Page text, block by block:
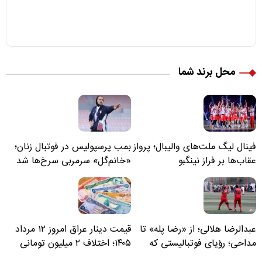
محل برند شما
فینال لیگ ملت‌های والیبال؛ پرواز
عقاب‌ها بر فراز نینگبو
بمب پرسپولیس در فوتبال زنان؛
«خانم‌گل» سرمربی سرخ‌ها شد
عبدالرضا هلالی؛ از «رضا پله» تا
مداحی؛ رؤیای فوتبالیستی که
قیمت دینار عراق امروز ۱۲ مرداد
۱۴۰۵؛ اختلاف ۲ میلیون تومانی